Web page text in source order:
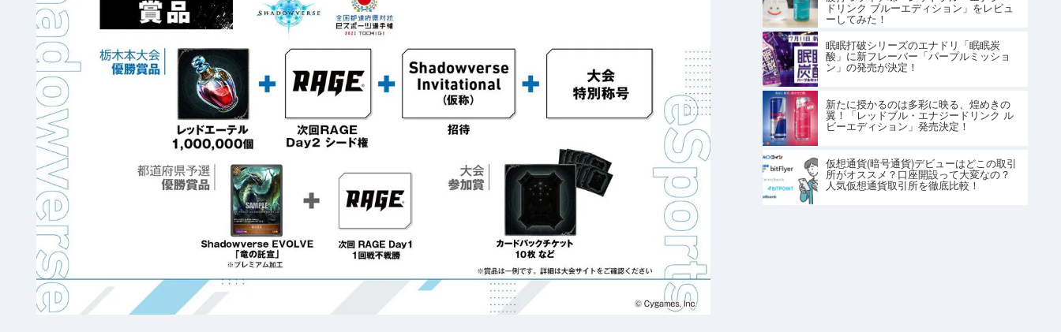
ドリンク ブルーエディション」をレビュ
ーしてみた！
眠眠打破シリーズのエナドリ「眠眠炭
酸」に新フレーバー「パープルミッショ
ン」の発売が決定！
新たに授かるのは多彩に映る、煌めきの
翼！「レッドブル・エナジードリンク ル
ビーエディション」発売決定！
仮想通貨(暗号通貨)デビューはどこの取引
所がオススメ？口座開設って大変なの？
人気仮想通貨取引所を徹底比較！